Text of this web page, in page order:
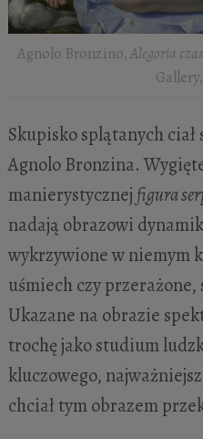
Agnolo Bronzino,Alegoria
Skupisko splątanych
Agnolo Bronzina.
manierystycznej figura
nadają obrazowi
wykrzywione w niemym
uśmiech czy
Ukazane na obrazie
trochę jako studium
kluczowego,
chciał tym obrazem